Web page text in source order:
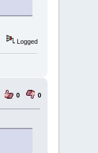
Logged
0 0